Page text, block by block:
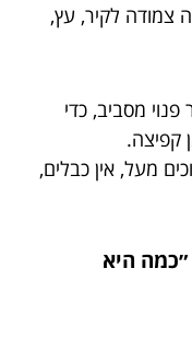
צמודה לקיר, עץ,
פנוי מסביב, כדי
קפיצה.
מעל, אין כבלים,
היא